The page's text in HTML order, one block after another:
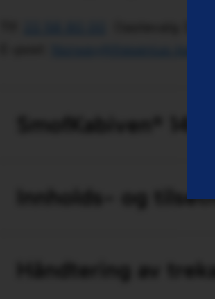
SmofKabiven® 14
Innholds- og
Håndtering av